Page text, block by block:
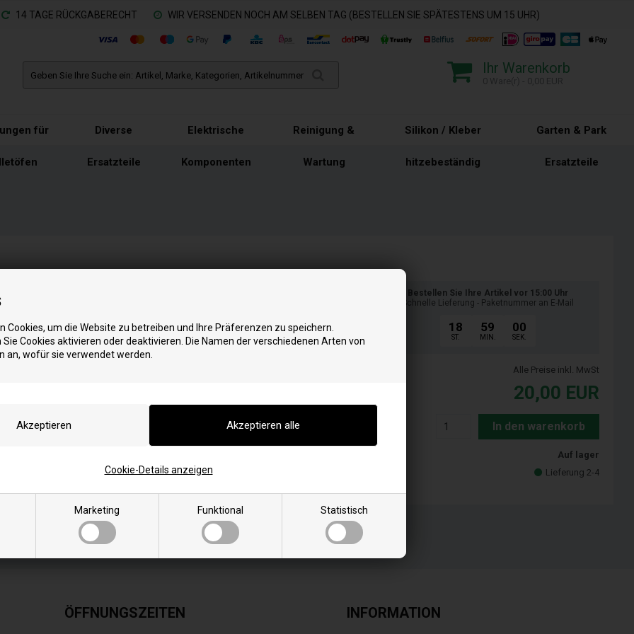
Cookies, um die Website zu betreiben und Ihre Präferenzen zu speichern.
Sie Cookies aktivieren oder deaktivieren. Die Namen der verschiedenen Arten von
an, wofür sie verwendet werden.
Marketing Funktional Statistisch
Cookie-Details anzeigen
14 TAGE RÜCKGABERECHT WIR VERSENDEN NOCH AM SELBEN TAG (BESTELLEN SIE SPÄTESTENS UM 15 UHR)
Ihr Warenkorb
für Diverse
Ersatzteile
Elektrische
Komponenten
Reinigung &
Wartung
Silikon / Kleber
hitzebeständig
Garten & Park
Ersatzteile
Skomo 5
Stavanger 6
Stavanger 8
Tromvik 6
Tromvik 7
Bestellen Sie Ihre Artikel vor 15:00 Uhr
Schnelle Lieferung - Paketnummer an E-Mail
18
ST.
58
MIN.
59
SEK.
Alle Preise inkl. MwSt
20,00 EUR
In den warenkorb
Auf lager
Lieferung 2-4
ÖFFNUNGSZEITEN INFORMATION